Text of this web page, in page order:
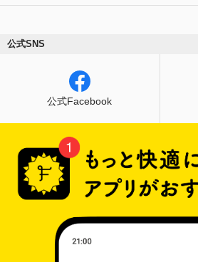
公式SNS
公式Facebook